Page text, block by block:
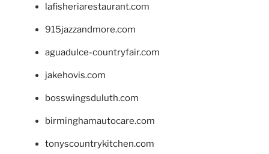
lafisheriarestaurant.com
915jazzandmore.com
aguadulce-countryfair.com
jakehovis.com
bosswingsduluth.com
birminghamautocare.com
tonyscountrykitchen.com